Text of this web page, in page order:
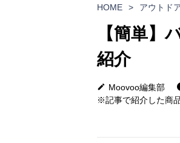
HOME > アウトド
【簡単】
紹介
Moovoo編集部
※記事で紹介した商